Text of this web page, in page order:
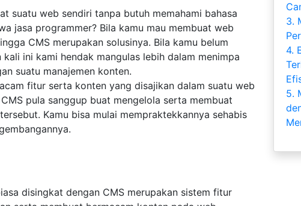
suatu web sendiri tanpa butuh memahami bahasa
jasa programmer? Bila kamu mau membuat web
CMS merupakan solusinya. Bila kamu belum
ini kami hendak mangulas lebih dalam menimpa
suatu manajemen konten.
fitur serta konten yang disajikan dalam suatu web
pula sanggup buat mengelola serta membuat
Kamu bisa mulai mempraktekkannya sehabis
disingkat dengan CMS merupakan sistem fitur
3.
4.
5.